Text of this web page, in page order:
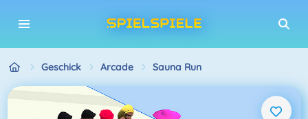
Geschick Arcade Sauna Run